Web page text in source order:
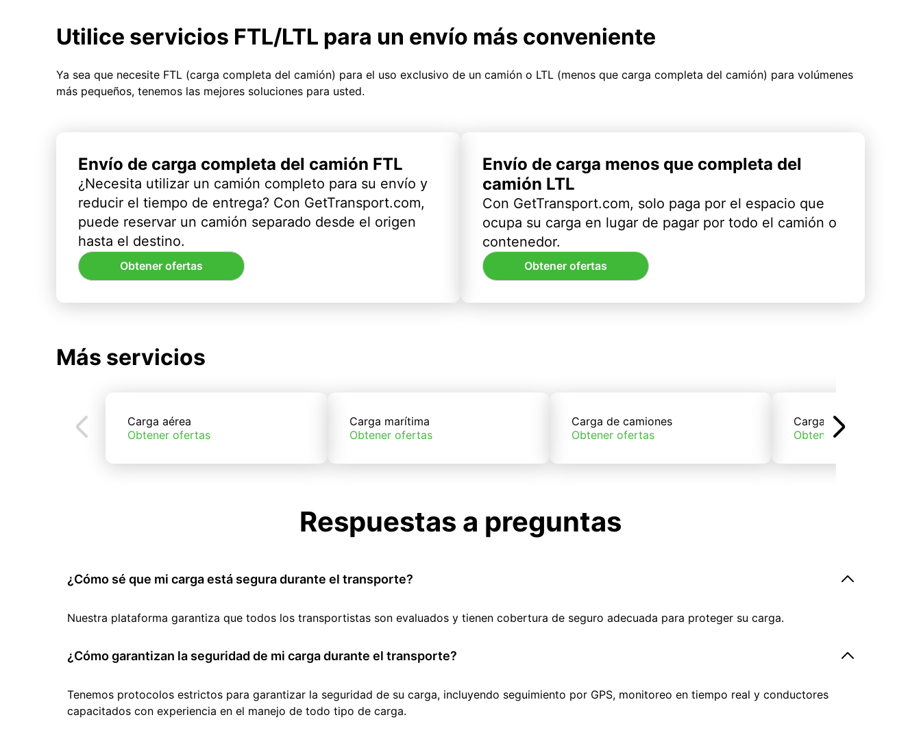
Utilice servicios FTL/LTL para un envío más conveniente
Ya sea que necesite FTL (carga completa del camión) para el uso exclusivo de un camión o LTL (menos que carga completa del camión) para volúmenes
más pequeños, tenemos las mejores soluciones para usted.
Envío de carga completa del camión FTL
¿Necesita utilizar un camión completo para su envío y
reducir el tiempo de entrega? Con GetTransport.com,
puede reservar un camión separado desde el origen
hasta el destino.
Obtener ofertas
Envío de carga menos que completa del
camión LTL
Con GetTransport.com, solo paga por el espacio que
ocupa su carga en lugar de pagar por todo el camión o
contenedor.
Obtener ofertas
Más servicios
Carga aérea
Obtener ofertas
Carga marítima
Obtener ofertas
Carga de camiones
Obtener ofertas
Carga de trenes
Obtener ofertas
Respuestas a preguntas
¿Cómo sé que mi carga está segura durante el transporte?
Nuestra plataforma garantiza que todos los transportistas son evaluados y tienen cobertura de seguro adecuada para proteger su carga.
¿Cómo garantizan la seguridad de mi carga durante el transporte?
Tenemos protocolos estrictos para garantizar la seguridad de su carga, incluyendo seguimiento por GPS, monitoreo en tiempo real y conductores
capacitados con experiencia en el manejo de todo tipo de carga.